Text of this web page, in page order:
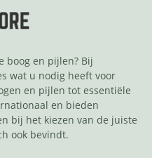
boog en pijlen? Bij
wat u nodig heeft voor
en pijlen tot essentiële
en bieden
bij het kiezen van de juiste
ook bevindt.